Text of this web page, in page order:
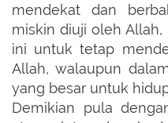
mendekat dan
miskin diuji oleh
ini untuk tetap
Allah, walaupun
yang besar untuk
Demikian pula